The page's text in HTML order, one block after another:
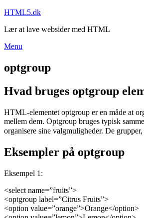
Skip
content
HTML5.dk
Lær at lave websider med HTML
Menu
optgroup
Hvad bruges optgroup
HTML-elementet optgroup er en måde at
mellem dem. Optgroup bruges typisk
organisere sine valgmuligheder. De
Eksempler på optgroup
Eksempel 1:
<select name=”fruits”>
<optgroup label=”Citrus Fruits”>
<option value=”orange”>Orange</option>